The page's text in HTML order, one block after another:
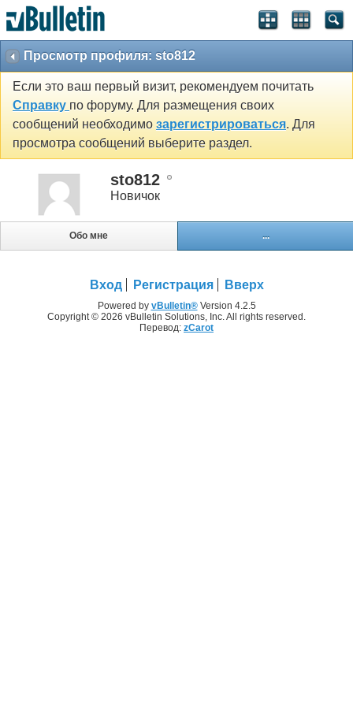
Просмотр профиля: sto812
Если это ваш первый визит, рекомендуем почитать
Справку по форуму. Для размещения своих
сообщений необходимо зарегистрироваться. Для
просмотра сообщений выберите раздел.
sto812
Новичок
Обо мне ...
Вход Регистрация Вверх
Powered by vBulletin®Version 4.2.5
Copyright © 2026 vBulletin Solutions, Inc. All rights reserved.
Перевод: zCarot